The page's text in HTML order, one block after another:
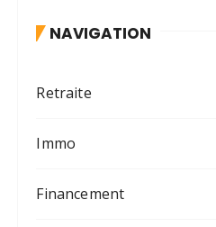
NAVIGATION
Retraite
Immo
Financement